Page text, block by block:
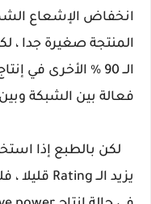
المنتجة صغيرة جدا ،
فعالة بين الشبكة وبين